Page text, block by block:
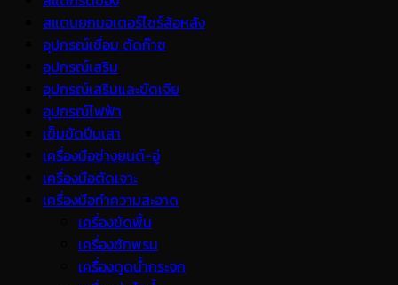
สแตนยกมอเตอร์ไซร์ล้อหลัง
อุปกรณ์เชื่อม ตัดก๊าซ
อุปกรณ์เสริม
อุปกรณ์เสริมและขัดเจีย
อุปกรณ์ไฟฟ้า
เข็มขัดปีนเสา
เครื่องมือช่างยนต์-อู่
เครื่องมือตัดเจาะ
เครื่องมือทำความสะอาด
เครื่องขัดพื้น
เครื่องซักพรม
เครื่องดูดน้ำกระจก